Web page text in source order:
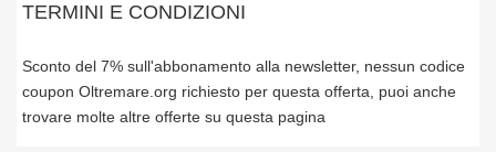
TERMINI E CONDIZIONI
Sconto del 7% sull'abbonamento alla newsletter, nessun codice
coupon Oltremare.org richiesto per questa offerta, puoi anche
trovare molte altre offerte su questa pagina